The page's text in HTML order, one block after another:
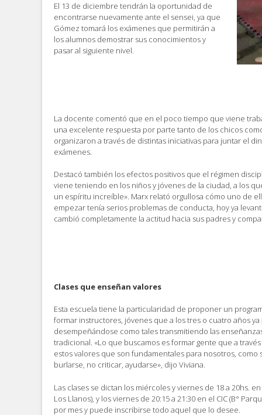
El 13 de diciembre tendrán la oportunidad de
encontrarse nuevamente ante el sensei, ya que
Gómez tomará los exámenes que permitirán a
los alumnos demostrar sus conocimientos y
pasar al siguiente nivel.
La docente comentó que en el poco tiempo que viene
una excelente respuesta por parte tanto de los chicos
organizaron a través de distintas iniciativas para juntar el
exámenes.
Destacó también los efectos positivos que el régimen
viene teniendo en los niños y jóvenes de la ciudad, a los
un espíritu increíble». Marx relató orgullosa cómo uno de
empezar tenía serios problemas de conducta, hoy ya
cambió completamente la actitud hacia sus padres y
Clases que enseñan valores
Esta escuela tiene la particularidad de proponer un
formar instructores, jóvenes que a los tres o cuatro años
desempeñándose como tales transmitiendo las
tradicional. «Lo que buscamos es formar gente que a
estos valores que son fundamentales para nosotros, como
burlarse, no criticar, ayudarse», dijo Viviana.
Las clases se dictan los miércoles y viernes de 18 a 20hs. en
Los Llanos), y los viernes de 20:15 a 21:30 en el CIC (B°
por mes y puede inscribirse todo aquel que lo desee.